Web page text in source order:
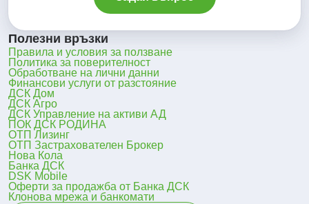
Полезни връзки
Правила и условия за ползване
Политика за поверителност
Обработване на лични данни
Финансови услуги от разстояние
ДСК Дом
ДСК Агро
ДСК Управление на активи АД
ПОК ДСК РОДИНА
ОТП Лизинг
ОТП Застрахователен Брокер
Нова Кола
Банка ДСК
DSK Mobile
Оферти за продажба от Банка ДСК
Клонова мрежа и банкомати